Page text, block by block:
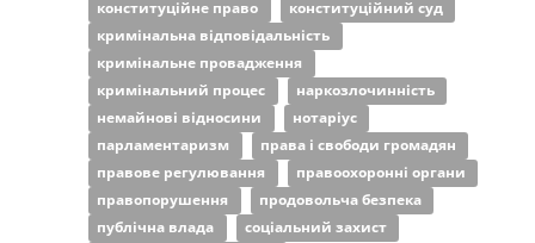
конституційне право
конституційний суд
кримінальна відповідальність
кримінальне провадження
кримінальний процес
наркозлочинність
немайнові відносини
нотаріус
парламентаризм
права і свободи громадян
правове регулювання
правоохоронні органи
правопорушення
продовольча безпека
публічна влада
соціальний захист